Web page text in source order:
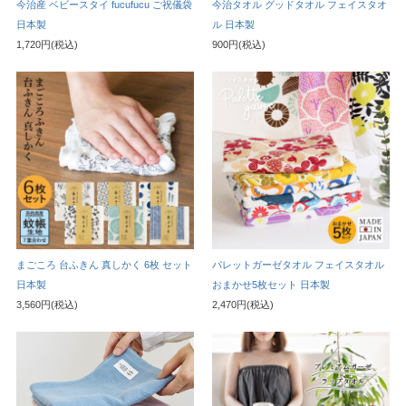
今治産 ベビースタイ fucufucu ご祝儀袋
日本製
1,720円(税込)
今治タオル グッドタオル フェイスタオ
ル 日本製
900円(税込)
まごころ 台ふきん 真しかく 6枚 セット
日本製
3,560円(税込)
パレットガーゼタオル フェイスタオル
おまかせ5枚セット 日本製
2,470円(税込)